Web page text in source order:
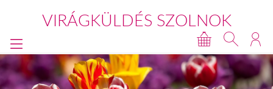
VIRÁGKÜLDÉS SZOLNOK